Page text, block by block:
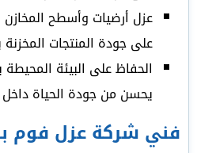
عزل أرضيات وأسطح
على جودة المنتجات المخزنة
الحفاظ على البيئة
يحسن من جودة الحياة
فني شركة عزل فوم